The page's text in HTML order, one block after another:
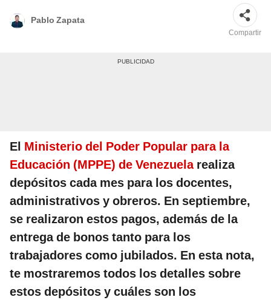
Pablo Zapata
Compartir
El Ministerio del Poder Popular para la
Educación (MPPE) de Venezuelarealiza
depósitos cada mes para los docentes,
administrativos y obreros. En septiembre,
se realizaron estos pagos, además de la
entrega de bonos tanto para los
trabajadores como jubilados. En esta nota,
te mostraremos todos los detalles sobre
estos depósitos y cuáles son los